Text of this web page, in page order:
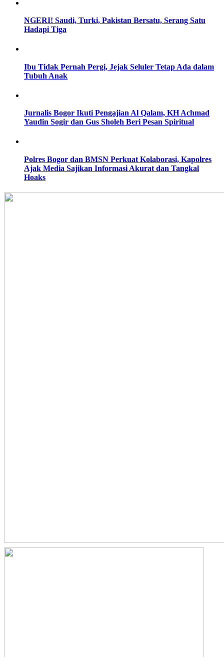
NGERI! Saudi, Turki, Pakistan Bersatu, Serang Satu
Hadapi Tiga
Ibu Tidak Pernah Pergi, Jejak Seluler Tetap Ada dalam
Tubuh Anak
Jurnalis Bogor Ikuti Pengajian Al Qalam, KH Achmad
Yaudin Sogir dan Gus Sholeh Beri Pesan Spiritual
Polres Bogor dan BMSN Perkuat Kolaborasi, Kapolres
Ajak Media Sajikan Informasi Akurat dan Tangkal
Hoaks